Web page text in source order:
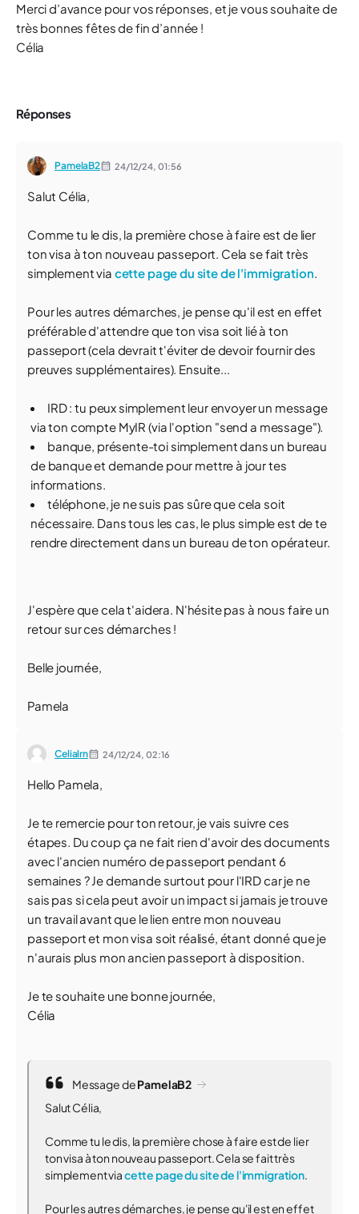
Merci d’avance pour vos réponses, et je vous souhaite de
très bonnes fêtes de fin d’année !
Célia
Réponses
PamelaB2 24/12/24, 01:56
Salut Célia,
Comme tu le dis, la première chose à faire est de lier
ton visa à ton nouveau passeport. Cela se fait très
simplement via cette page du site de l'immigration.
Pour les autres démarches, je pense qu'il est en effet
préférable d'attendre que ton visa soit lié à ton
passeport (cela devrait t'éviter de devoir fournir des
preuves supplémentaires). Ensuite...
IRD : tu peux simplement leur envoyer un message
via ton compte MyIR (via l'option "send a message").
banque, présente-toi simplement dans un bureau
de banque et demande pour mettre à jour tes
informations.
téléphone, je ne suis pas sûre que cela soit
nécessaire. Dans tous les cas, le plus simple est de te
rendre directement dans un bureau de ton opérateur.
J'espère que cela t'aidera. N'hésite pas à nous faire un
retour sur ces démarches !
Belle journée,
Pamela
Celialrn 24/12/24, 02:16
Hello Pamela,
Je te remercie pour ton retour, je vais suivre ces
étapes. Du coup ça ne fait rien d'avoir des documents
avec l'ancien numéro de passeport pendant 6
semaines ? Je demande surtout pour l'IRD car je ne
sais pas si cela peut avoir un impact si jamais je trouve
un travail avant que le lien entre mon nouveau
passeport et mon visa soit réalisé, étant donné que je
n'aurais plus mon ancien passeport à disposition.
Je te souhaite une bonne journée,
Célia
Message dePamelaB2
Salut Célia,
Comme tu le dis, la première chose à faire est de lier
ton visa à ton nouveau passeport. Cela se fait très
simplement viacette page du site de l'immigration.
Pour les autres démarches, je pense qu'il est en effet